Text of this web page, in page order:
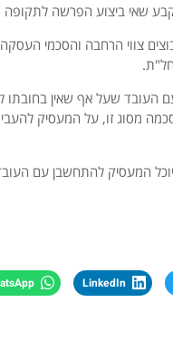
לתקופה של 60 ימים ומעלה עלולה לבטל את הכיסוי
צווי הרחבה והסכמי
העובד שעל אף שאין
מסוג זו, על המעסיק
המעסיק להתחשבן עם
LinkedIn